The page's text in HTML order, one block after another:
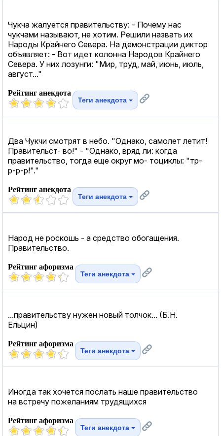
Чукча жалуется правительству: - Почему нас
чукчами называют, не хотим. Решили назвать их
Народы Крайнего Севера. На демонстрации диктор
объявляет: - Вот идет колонна Народов Крайнего
Севера. У них лозунги: "Мир, труд, май, июнь, июль,
август..."
Рейтинг анекдота
Теги анекдота
Два Чукчи смотрят в небо. "Однако, самолет летит!
Правительст- во!" - "Однако, вряд ли: когда
правительство, тогда еще округ мо- тоциклы: "тр-
р-р-р!"."
Рейтинг анекдота
Теги анекдота
Народ не роскошь - а средство обогащения.
Правительство.
Рейтинг афоризма
Теги анекдота
...правительству нужен новый толчок... (Б.Н.
Ельцин)
Рейтинг афоризма
Теги анекдота
Иногда так хочется послать наше правительство
на встречу пожеланиям трудящихся
Рейтинг афоризма
Теги анекдота